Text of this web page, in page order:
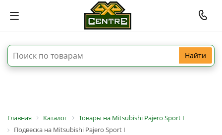
Найти
Главная Каталог
Товары на Mitsubishi Pajero Sport I
Подвеска на Mitsubishi Pajero Sport I